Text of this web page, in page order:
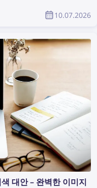
10.07.2026
대안 – 완벽한 이미지